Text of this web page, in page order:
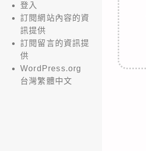
登入
訂閱網站內容的資
訊提供
訂閱留言的資訊提
供
WordPress.org
台灣繁體中文